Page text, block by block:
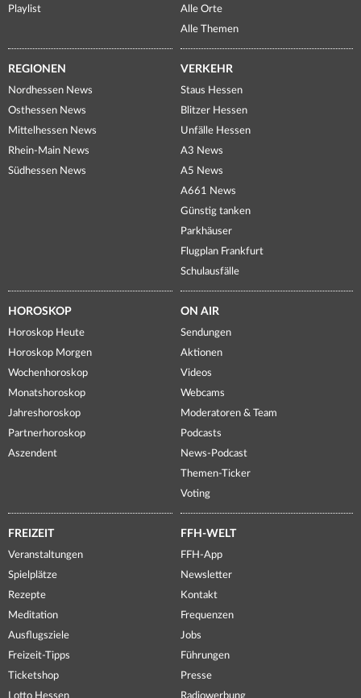
Playlist
Alle Orte
Alle Themen
REGIONEN
Nordhessen News
Osthessen News
Mittelhessen News
Rhein-Main News
Südhessen News
VERKEHR
Staus Hessen
Blitzer Hessen
Unfälle Hessen
A3 News
A5 News
A661 News
Günstig tanken
Parkhäuser
Flugplan Frankfurt
Schulausfälle
HOROSKOP
Horoskop Heute
Horoskop Morgen
Wochenhoroskop
Monatshoroskop
Jahreshoroskop
Partnerhoroskop
Aszendent
ON AIR
Sendungen
Aktionen
Videos
Webcams
Moderatoren & Team
Podcasts
News-Podcast
Themen-Ticker
Voting
FREIZEIT
Veranstaltungen
Spielplätze
Rezepte
Meditation
Ausflugsziele
Freizeit-Tipps
Ticketshop
Lotto Hessen
FFH-WELT
FFH-App
Newsletter
Kontakt
Frequenzen
Jobs
Führungen
Presse
Radiowerbung